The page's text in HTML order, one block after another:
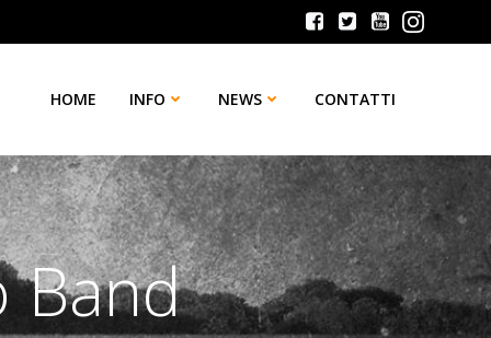
HOME INFO NEWS CONTATTI
Band